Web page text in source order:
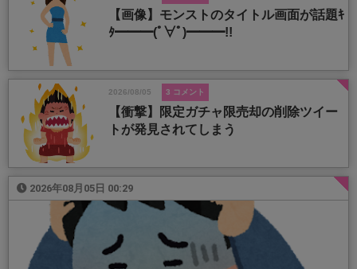
【画像】モンストのタイトル画面が話題ｷ
ﾀ━━━(ﾟ∀ﾟ)━━━!!
2026/08/05 3 コメント
【衝撃】限定ガチャ限売却の削除ツイー
トが発見されてしまう
2026年08月05日 00:29